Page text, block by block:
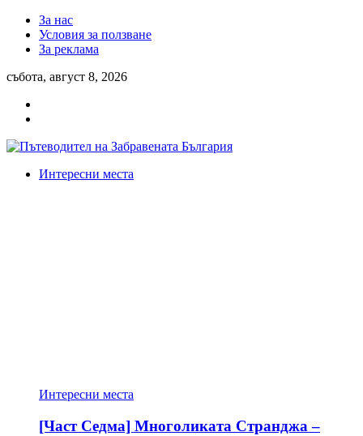
За нас
Условия за ползване
За реклама
събота, август 8, 2026
Интересни места
Интересни места
[Част Седма] Многоликата Странджа –